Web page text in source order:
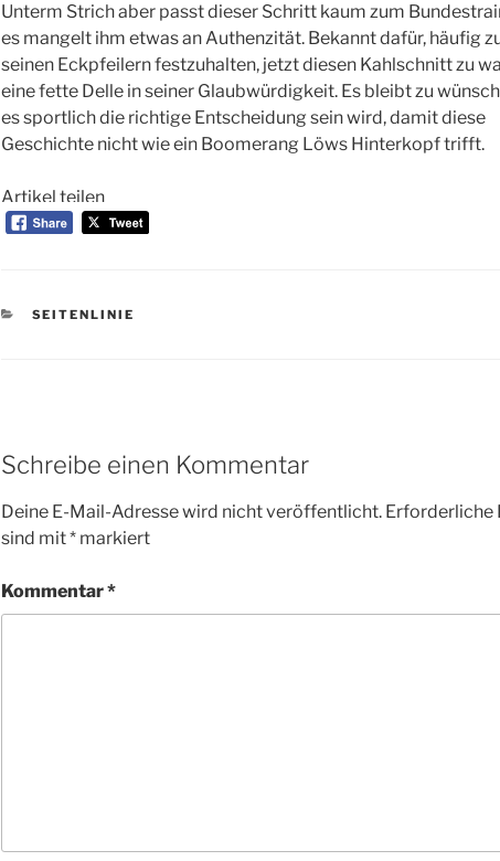
Unterm Strich aber passt dieser Schritt kaum zum
es mangelt ihm etwas an Authenzität. Bekannt dafür, häufig
seinen Eckpfeilern festzuhalten, jetzt diesen Kahlschnitt zu
eine fette Delle in seiner Glaubwürdigkeit. Es bleibt zu
es sportlich die richtige Entscheidung sein wird, damit diese
Geschichte nicht wie ein Boomerang Löws Hinterkopf trifft.
Artikel teilen
KATEGORIEN
SEITENLINIE
Schreibe einen Kommentar
Deine E-Mail-Adresse wird nicht veröffentlicht. Erforderliche
sind mit* markiert
Kommentar*